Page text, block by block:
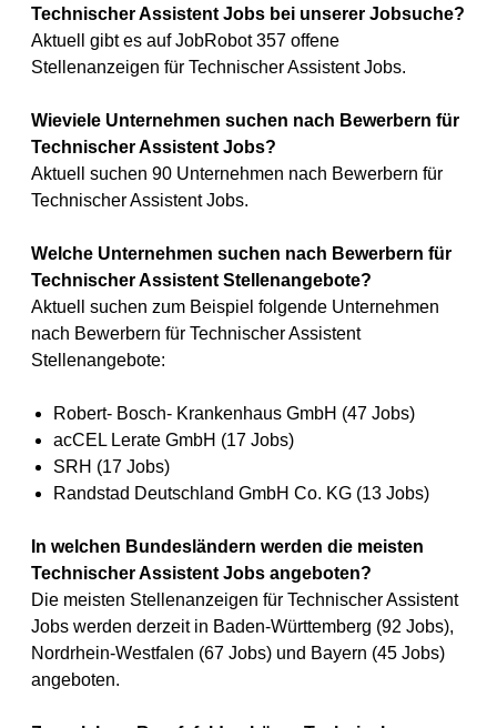
Technischer Assistent Jobs bei unserer Jobsuche?
Aktuell gibt es auf JobRobot 357 offene
Stellenanzeigen für Technischer Assistent Jobs.
Wieviele Unternehmen suchen nach Bewerbern für
Technischer Assistent Jobs?
Aktuell suchen 90 Unternehmen nach Bewerbern für
Technischer Assistent Jobs.
Welche Unternehmen suchen nach Bewerbern für
Technischer Assistent Stellenangebote?
Aktuell suchen zum Beispiel folgende Unternehmen
nach Bewerbern für Technischer Assistent
Stellenangebote:
Robert- Bosch- Krankenhaus GmbH (47 Jobs)
acCEL Lerate GmbH (17 Jobs)
SRH (17 Jobs)
Randstad Deutschland GmbH Co. KG (13 Jobs)
In welchen Bundesländern werden die meisten
Technischer Assistent Jobs angeboten?
Die meisten Stellenanzeigen für Technischer Assistent
Jobs werden derzeit in Baden-Württemberg (92 Jobs),
Nordrhein-Westfalen (67 Jobs) und Bayern (45 Jobs)
angeboten.